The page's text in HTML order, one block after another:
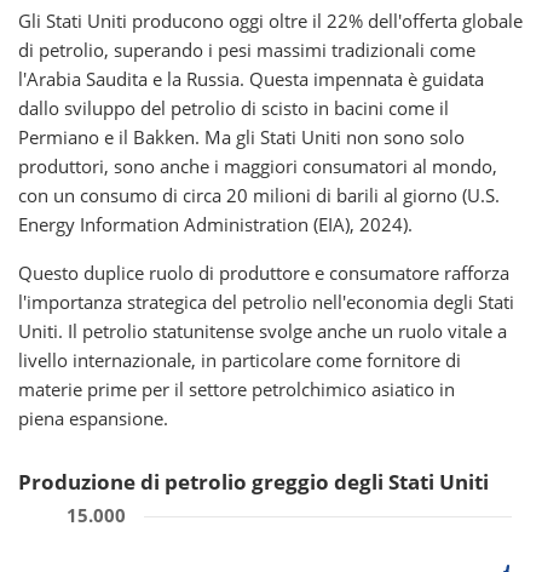
Gli Stati Uniti producono oggi oltre il 22% dell'offerta globale
di petrolio, superando i pesi massimi tradizionali come
l'Arabia Saudita e la Russia. Questa impennata è guidata
dallo sviluppo del petrolio di scisto in bacini come il
Permiano e il Bakken. Ma gli Stati Uniti non sono solo
produttori, sono anche i maggiori consumatori al mondo,
con un consumo di circa 20 milioni di barili al giorno (U.S.
Energy Information Administration (EIA), 2024).
Questo duplice ruolo di produttore e consumatore rafforza
l'importanza strategica del petrolio nell'economia degli Stati
Uniti. Il petrolio statunitense svolge anche un ruolo vitale a
livello internazionale, in particolare come fornitore di
materie prime per il settore petrolchimico asiatico in
piena espansione.
Produzione di petrolio greggio degli Stati Uniti
15.000